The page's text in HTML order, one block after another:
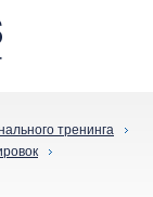
тренинга